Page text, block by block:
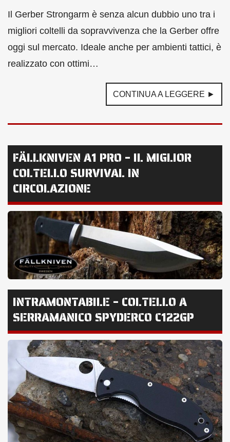
Il Gerber Strongarm è senza alcun dubbio uno tra i
migliori coltelli da sopravvivenza che la Gerber offre
oggi sul mercato. Ideale anche per ambienti tattici, è
realizzato con ottimi…
CONTINUA A LEGGERE ►
FÄLLKNIVEN A1 PRO – IL MIGLIOR
COLTELLO SURVIVAL IN
CIRCOLAZIONE
INTRAMONTABILE – COLTELLO A
SERRAMANICO SPYDERCO C122GP